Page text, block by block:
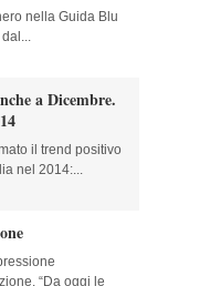
nella Guida Blu
a Dicembre.
il trend positivo
nel 2014:...
“Da oggi le